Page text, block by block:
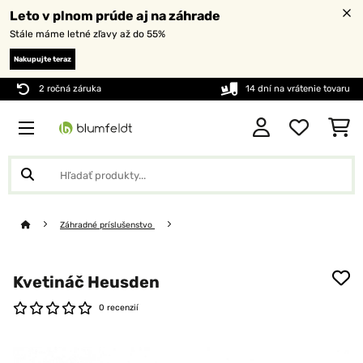
Leto v plnom prúde aj na záhrade
Stále máme letné zľavy až do 55%
Nakupujte teraz
2 ročná záruka 14 dní na vrátenie tovaru
Záhradné príslušenstvo
Kvetináč Heusden
0 recenzií